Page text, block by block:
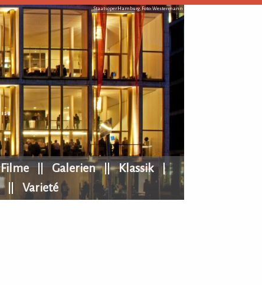
Staatsoper Hamburg, Foto: Westermann
Filme Galerien
Klassik
Varieté